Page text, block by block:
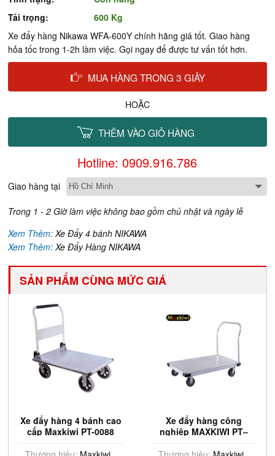
Tải trọng:
600 Kg
Xe đẩy hàng Nikawa WFA-600Y chính hãng giá tốt. Giao hàng
hỏa tốc trong 1-2h làm việc. Gọi ngay để được tư vấn tốt hơn.
MUA HÀNG TRONG 3 GIÂY
HOẶC
THÊM VÀO GIỎ HÀNG
Hotline: 0909.916.786
Giao hàng tại
Trong 1 - 2 Giờ làm việc không bao gồm chủ nhật và ngày lễ
Xem Thêm:Xe Đẩy 4 bánh NIKAWA
Xem Thêm:Xe Đẩy Hàng NIKAWA
SẢN PHẨM CÙNG MỨC GIÁ
Xe đẩy hàng 4 bánh cao
cấp Maxkiwi PT-0088
Xe đẩy hàng công
nghiệp MAXKIWI PT–